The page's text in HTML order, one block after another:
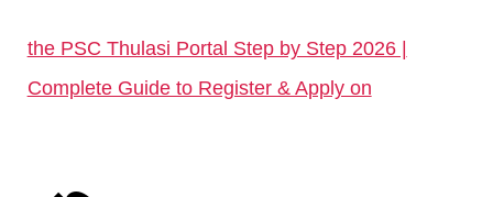
the PSC Thulasi Portal Step by Step 2026 |
Complete Guide to Register & Apply on